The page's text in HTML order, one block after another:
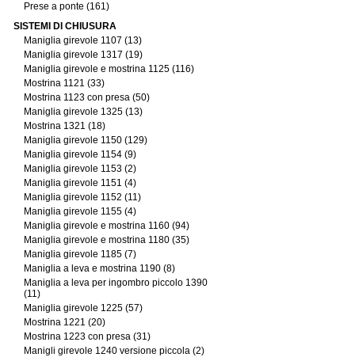
Prese a ponte (161)
SISTEMI DI CHIUSURA
Maniglia girevole 1107 (13)
Maniglia girevole 1317 (19)
Maniglia girevole e mostrina 1125 (116)
Mostrina 1121 (33)
Mostrina 1123 con presa (50)
Maniglia girevole 1325 (13)
Mostrina 1321 (18)
Maniglia girevole 1150 (129)
Maniglia girevole 1154 (9)
Maniglia girevole 1153 (2)
Maniglia girevole 1151 (4)
Maniglia girevole 1152 (11)
Maniglia girevole 1155 (4)
Maniglia girevole e mostrina 1160 (94)
Maniglia girevole e mostrina 1180 (35)
Maniglia girevole 1185 (7)
Maniglia a leva e mostrina 1190 (8)
Maniglia a leva per ingombro piccolo 1390
(11)
Maniglia girevole 1225 (57)
Mostrina 1221 (20)
Mostrina 1223 con presa (31)
Manigli girevole 1240 versione piccola (2)